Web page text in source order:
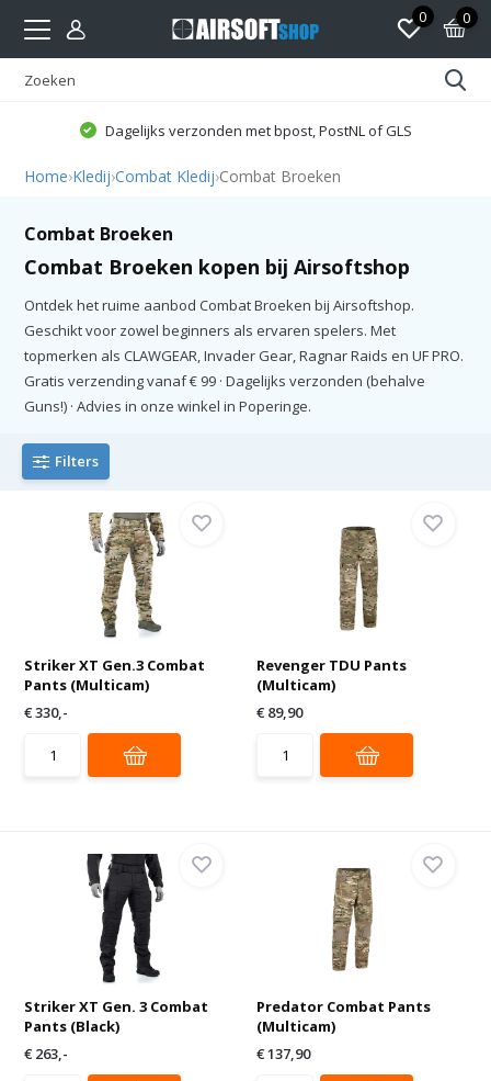
0 0
Dagelijks verzonden met bpost, PostNL of GLS
Home›Kledij›Combat Kledij›Combat Broeken
Combat Broeken
Combat Broeken kopen bij Airsoftshop
Ontdek het ruime aanbod Combat Broeken bij Airsoftshop.
Geschikt voor zowel beginners als ervaren spelers. Met
topmerken als CLAWGEAR, Invader Gear, Ragnar Raids en UF PRO.
Gratis verzending vanaf € 99 · Dagelijks verzonden (behalve
Guns!) · Advies in onze winkel in Poperinge.
Filters
Striker XT Gen.3 Combat
Pants (Multicam)
€ 330,-
Revenger TDU Pants
(Multicam)
€ 89,90
Striker XT Gen. 3 Combat
Pants (Black)
€ 263,-
Predator Combat Pants
(Multicam)
€ 137,90